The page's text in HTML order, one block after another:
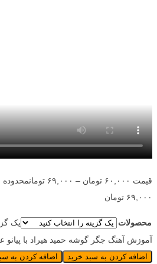
قیمت ۶۰,۰۰۰ تومان – ۶۹,۰۰۰ تومان
۶۹,۰۰۰ تومان
محصولات
یک
آموزش آهنگ جگر گوشه حمید هیراد با پیانو
اضافه کردن به سبد خرید اضافه کردن به